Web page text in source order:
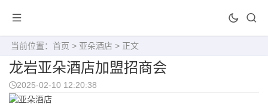
当前位置： 首页 > 亚朵酒店 > 正文
龙岩亚朵酒店加盟招商会
2025-02-10 12:20:38